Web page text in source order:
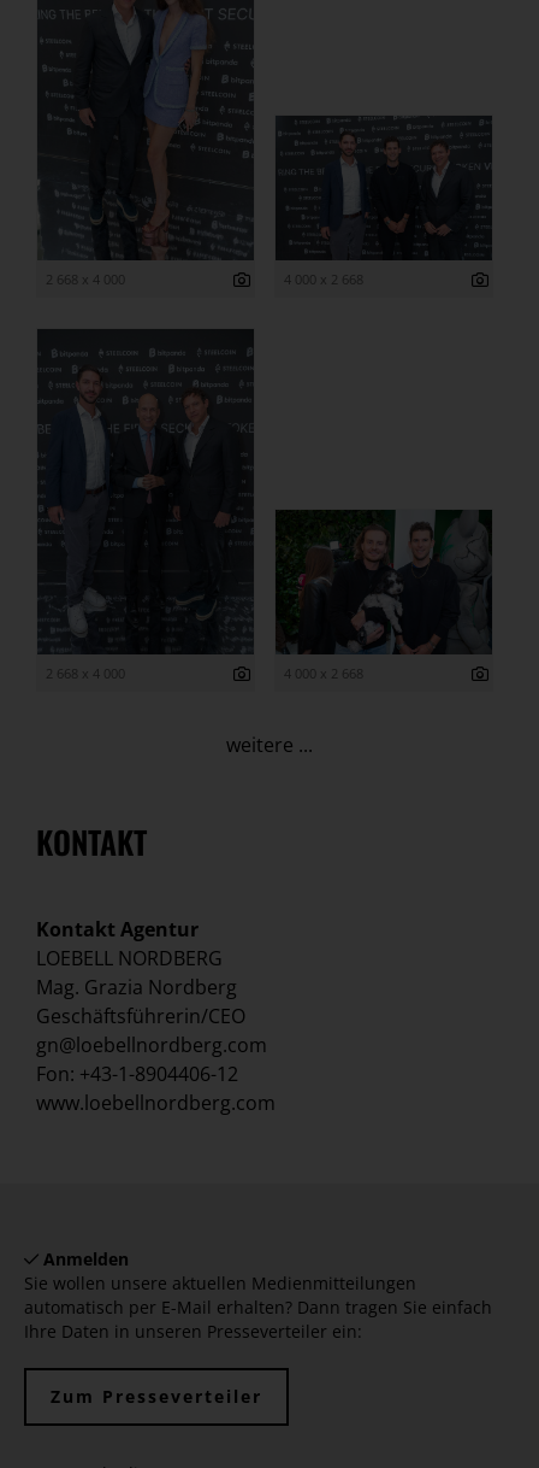
2 668 x 4 000 4 000 x 2 668
2 668 x 4 000 4 000 x 2 668
weitere ...
KONTAKT
Kontakt Agentur
LOEBELL NORDBERG
Mag. Grazia Nordberg
Geschäftsführerin/CEO
gn@loebellnordberg.com
Fon: +43-1-8904406-12
www.loebellnordberg.com
Anmelden
Sie wollen unsere aktuellen Medienmitteilungen
automatisch per E-Mail erhalten? Dann tragen Sie einfach
Ihre Daten in unseren Presseverteiler ein:
Zum Presseverteiler